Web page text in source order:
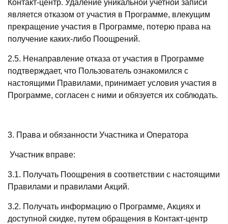
Контакт-центр. Удаление уникальной учетной записи
является отказом от участия в Программе, влекущим
прекращение участия в Программе, потерю права на
получение каких-либо Поощрений.
2.5. Ненаправление отказа от участия в Программе
подтверждает, что Пользователь ознакомился с
настоящими Правилами, принимает условия участия в
Программе, согласен с ними и обязуется их соблюдать.
3. Права и обязанности Участника и Оператора
Участник вправе:
3.1. Получать Поощрения в соответствии с настоящими
Правилами и правилами Акций.
3.2. Получать информацию о Программе, Акциях и
доступной скидке, путем обращения в Контакт-центр